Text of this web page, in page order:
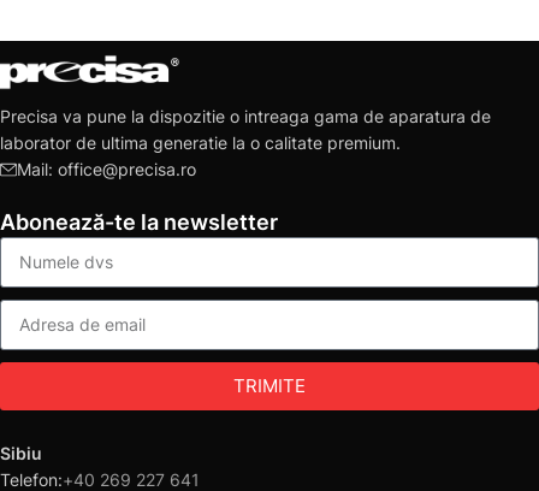
Precisa va pune la dispozitie o intreaga gama de aparatura de
laborator de ultima generatie la o calitate premium.
Mail: office@precisa.ro
Abonează-te la newsletter
TRIMITE
Sibiu
Telefon:+40 269 227 641